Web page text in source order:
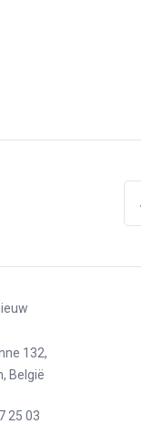
132,
België
25 03